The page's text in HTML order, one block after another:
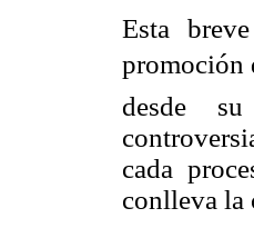
Esta
desde
cada
conlleva la